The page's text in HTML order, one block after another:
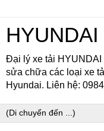
Đại lý xe tải HYUNDAI
sửa chữa các loại xe
Hyundai. Liên hệ: